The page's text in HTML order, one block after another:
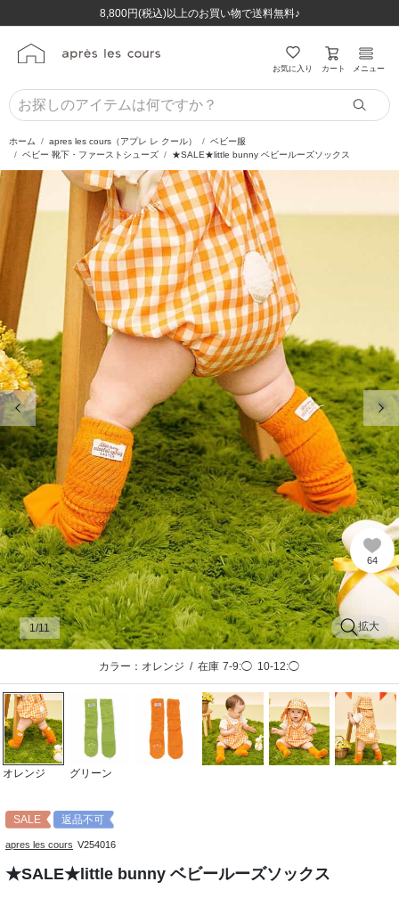
8,800円(税込)以上のお買い物で送料無料♪
ほぼ全品半額！！8/12(水)お昼12:59まで！！
8,800円(税込)以上のお買い物で送料無料♪
ほぼ全品半額！！8/12(水)お昼12:59まで！！
お気に入り カート メニュー
ホーム apres les cours（アプレ レ クール）
ベビー服
ベビー 靴下・ファーストシューズ
★SALE★little bunny ベビールーズソックス
前の画像 次
64
拡大
1/11
カラー：オレンジ / 在庫 7-9:◯ 10-12:◯
オレンジ グリーン
SALE 返品不可
apres les cours V254016
★SALE★little bunny ベビールーズソックス